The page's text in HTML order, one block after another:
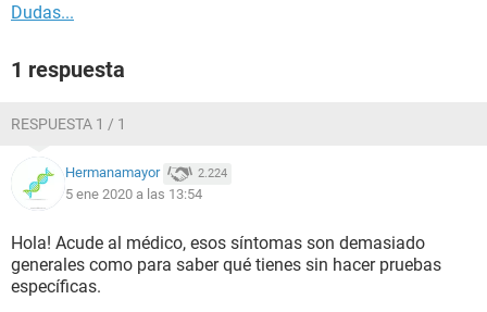
Dudas...
1 respuesta
RESPUESTA 1 / 1
Hermanamayor 2.224
5 ene 2020 a las 13:54
Hola! Acude al médico, esos síntomas son demasiado
generales como para saber qué tienes sin hacer pruebas
específicas.